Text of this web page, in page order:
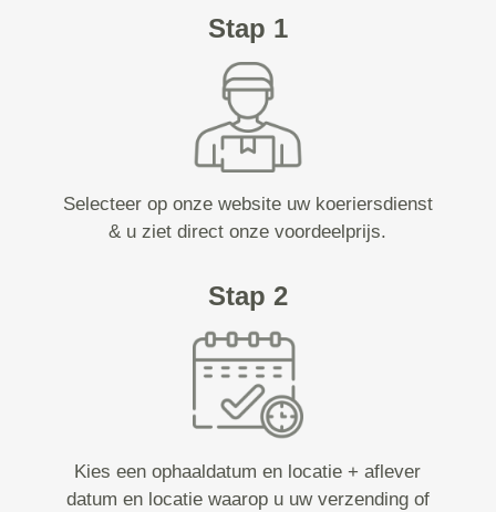
Stap 1
Selecteer op onze website uw koeriersdienst
& u ziet direct onze voordeelprijs.
Stap 2
Kies een ophaaldatum en locatie + aflever
datum en locatie waarop u uw verzending of